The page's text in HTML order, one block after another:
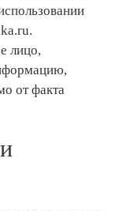
лицо,
от факта